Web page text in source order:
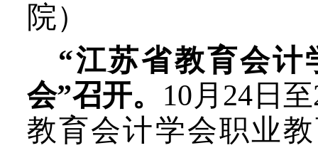
院）
“江苏省教育会计
会”召开。 10月24日
教育会计学会职业